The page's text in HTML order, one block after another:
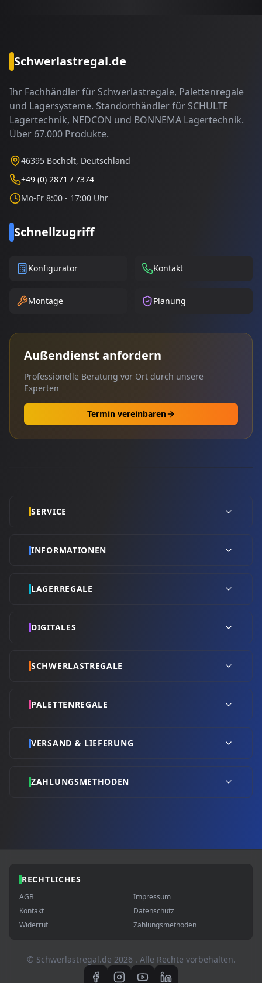
Schwerlastregal.de
Ihr Fachhändler für Schwerlastregale, Palettenregale
und Lagersysteme. Standorthändler für SCHULTE
Lagertechnik, NEDCON und BONNEMA Lagertechnik.
Über 67.000 Produkte.
46395 Bocholt, Deutschland
+49 (0) 2871 / 7374
Mo-Fr 8:00 - 17:00 Uhr
Schnellzugriff
Konfigurator Kontakt
Montage Planung
Außendienst anfordern
Professionelle Beratung vor Ort durch unsere
Experten
Termin vereinbaren
SERVICE
INFORMATIONEN
LAGERREGALE
DIGITALES
SCHWERLASTREGALE
PALETTENREGALE
VERSAND & LIEFERUNG
ZAHLUNGSMETHODEN
RECHTLICHES
AGB
Impressum
Kontakt
Datenschutz
Widerruf
Zahlungsmethoden
© Schwerlastregal.de 2026 . Alle Rechte vorbehalten.